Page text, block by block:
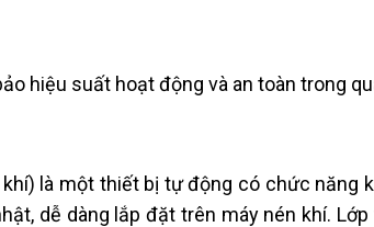
hiệu suất hoạt động và an toàn trong
là một thiết bị tự động có chức năng
dễ dàng lắp đặt trên máy nén khí.